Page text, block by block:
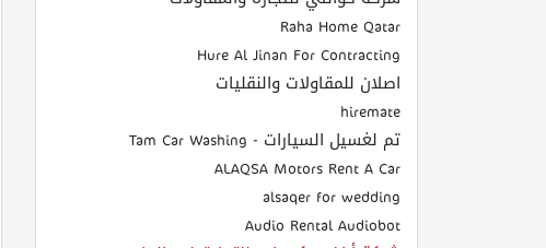
Raha Home Qatar
Hure Al Jinan For Contracting
اصلان للمقاولات والنقليات
hiremate
تم لغسيل السيارات - Tam Car Washing
ALAQSA Motors Rent A Car
alsaqer for wedding
Audio Rental Audiobot